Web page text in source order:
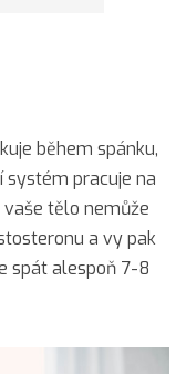
během spánku,
systém pracuje na
vaše tělo nemůže
a vy pak
spát alespoň 7-8